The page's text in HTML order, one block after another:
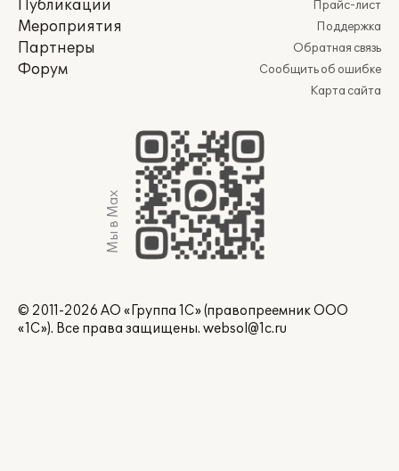
Публикации
Мероприятия
Партнеры
Форум
Прайс-лист
Поддержка
Обратная связь
Сообщить об ошибке
Карта сайта
Мы в Max
© 2011-2026 АО «Группа 1С» (правопреемник ООО
«1С»). Все права защищены. websol@1c.ru